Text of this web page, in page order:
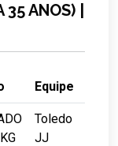
ANOS) |
Equipe
Toledo
JJ